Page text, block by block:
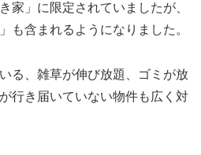
家」に限定されていましたが、
も含まれるようになりました。
る、雑草が伸び放題、ゴミが放
行き届いていない物件も広く対